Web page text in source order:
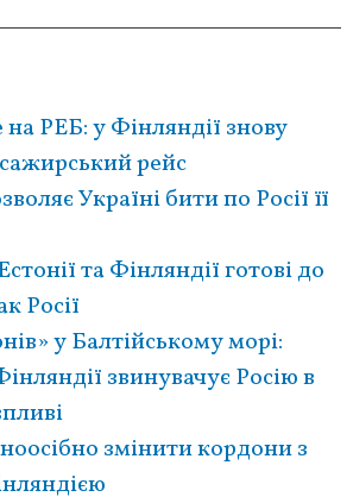
на РЕБ: у Фінляндії знову
рейс
Україні бити по Росії її
та Фінляндії готові до
Росії
у Балтійському морі:
звинувачує Росію в
змінити кордони з